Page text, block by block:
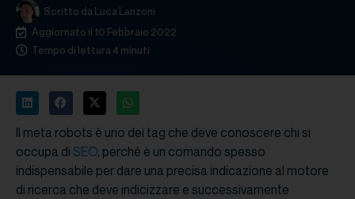
Scritto da Luca Lanzoni
Aggiornato il 10 Febbraio 2022
Tempo di lettura 4 minuti
Il meta robots è uno dei tag che deve conoscere chi si
occupa di SEO, perché è un comando spesso
indispensabile per dare una precisa indicazione al motore
di ricerca che deve indicizzare e successivamente